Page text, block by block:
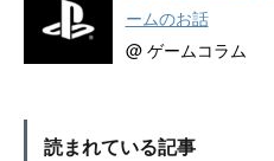
ームのお話
@ ゲームコラム
読まれている記事